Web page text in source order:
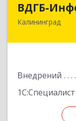
ВДГБ-
Калининград
Внедрений
1С:Специалист
236029,